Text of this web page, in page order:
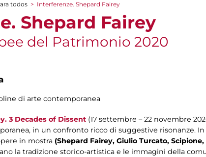
todos > Interferenze. Shepard Fairey
Shepard Fairey
del Patrimonio 2020
di arte contemporanea
3 Decades of Dissent (17 settembre – 22 novembre
in un confronto ricco di suggestive risonanze.
in mostra (Shepard Fairey, Giulio Turcato,
la tradizione storico-artistica e le immagini della